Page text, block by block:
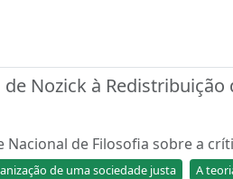
Nozick à Redistribuição
Nacional de Filosofia sobre a
de uma sociedade justa A